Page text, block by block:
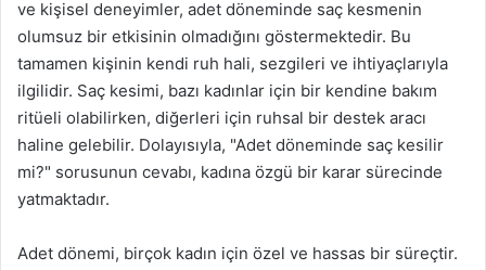
ve kişisel deneyimler, adet döneminde saç kesmenin
olumsuz bir etkisinin olmadığını göstermektedir. Bu
tamamen kişinin kendi ruh hali, sezgileri ve ihtiyaçlarıyla
ilgilidir. Saç kesimi, bazı kadınlar için bir kendine bakım
ritüeli olabilirken, diğerleri için ruhsal bir destek aracı
haline gelebilir. Dolayısıyla, "Adet döneminde saç kesilir
mi?" sorusunun cevabı, kadına özgü bir karar sürecinde
yatmaktadır.
Adet dönemi, birçok kadın için özel ve hassas bir süreçtir.